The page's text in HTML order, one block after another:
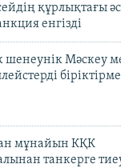
құрлықтағы
енгізді
шенеунік Мәскеу
мұнайын КҚК
танкерге